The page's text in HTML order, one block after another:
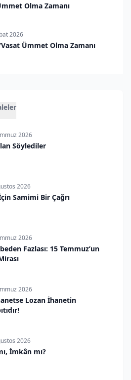
Olma Zamanı
2026
Ümmet Olma Zamanı
2026
Söylediler
2026
Samimi Bir Çağrı
2026
Fazlası: 15 Temmuz’un
2026
Lozan İhanetin
2026
İmkân mı?